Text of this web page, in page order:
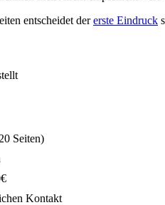
entscheidet dererste Eindruck
Seiten)
Kontakt